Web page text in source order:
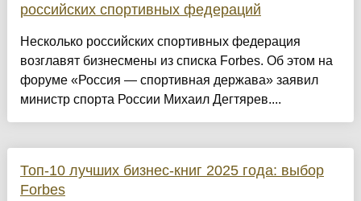
российских спортивных федераций
Несколько российских спортивных федерация
возглавят бизнесмены из спиcка Forbes. Об этом на
форуме «Россия — спортивная держава» заявил
министр спорта России Михаил Дегтярев....
Топ-10 лучших бизнес-книг 2025 года: выбор
Forbes